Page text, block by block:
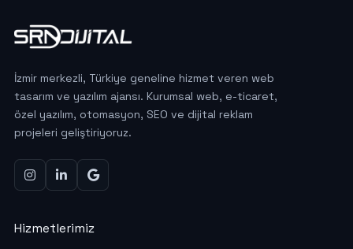
İzmir merkezli, Türkiye geneline hizmet veren web
tasarım ve yazılım ajansı. Kurumsal web, e-ticaret,
özel yazılım, otomasyon, SEO ve dijital reklam
projeleri geliştiriyoruz.
Hizmetlerimiz